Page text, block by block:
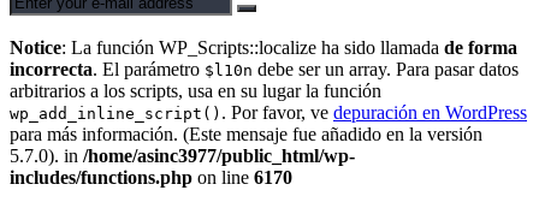
Notice: La función WP_Scripts::localize ha sido llamada de forma
incorrecta. El parámetro $l10n debe ser un array. Para pasar datos
arbitrarios a los scripts, usa en su lugar la función
wp_add_inline_script() . Por favor, ve depuración en WordPress
para más información. (Este mensaje fue añadido en la versión
5.7.0). in /home/asinc3977/public_html/wp-
includes/functions.php on line 6170